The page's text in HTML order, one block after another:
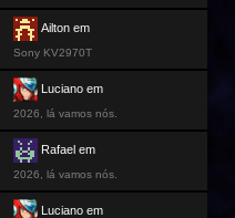
Ailton em
Sony KV2970T
Luciano em
2026, lá vamos nós.
Rafael em
2026, lá vamos nós.
Luciano em